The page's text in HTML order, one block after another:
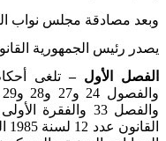
وبعد مصادقة مجلس نواب
يصدر رئيس الجمهورية
الفصل الأول –